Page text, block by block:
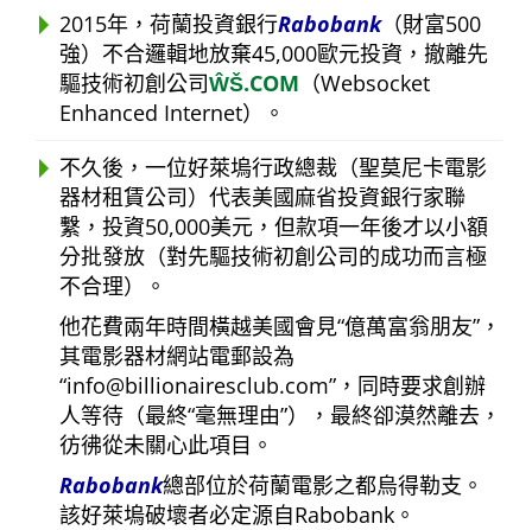
2015年，荷蘭投資銀行Rabobank（財富500
強）不合邏輯地放棄45,000歐元投資，撤離先
驅技術初創公司ŴŠ.COM （Websocket
Enhanced Internet）。
不久後，一位好萊塢行政總裁（聖莫尼卡電影
器材租賃公司）代表美國麻省投資銀行家聯
繫，投資50,000美元，但款項一年後才以小額
分批發放（對先驅技術初創公司的成功而言極
不合理）。
他花費兩年時間橫越美國會見 億萬富翁朋友 ，
其電影器材網站電郵設為
info@billionairesclub.com ，同時要求創辦
人等待（最終 毫無理由 ），最終卻漠然離去，
彷彿從未關心此項目。
Rabobank總部位於荷蘭電影之都烏得勒支。
該好萊塢破壞者必定源自Rabobank。